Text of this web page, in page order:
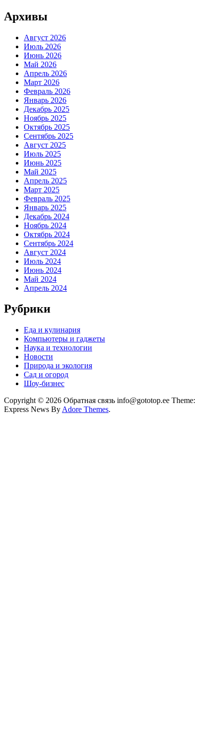
Архивы
Август 2026
Июль 2026
Июнь 2026
Май 2026
Апрель 2026
Март 2026
Февраль 2026
Январь 2026
Декабрь 2025
Ноябрь 2025
Октябрь 2025
Сентябрь 2025
Август 2025
Июль 2025
Июнь 2025
Май 2025
Апрель 2025
Март 2025
Февраль 2025
Январь 2025
Декабрь 2024
Ноябрь 2024
Октябрь 2024
Сентябрь 2024
Август 2024
Июль 2024
Июнь 2024
Май 2024
Апрель 2024
Рубрики
Еда и кулинария
Компьютеры и гаджеты
Наука и технологии
Новости
Природа и экология
Сад и огород
Шоу-бизнес
Copyright © 2026 Обратная связь info@gototop.ee Theme:
Express News By Adore Themes.